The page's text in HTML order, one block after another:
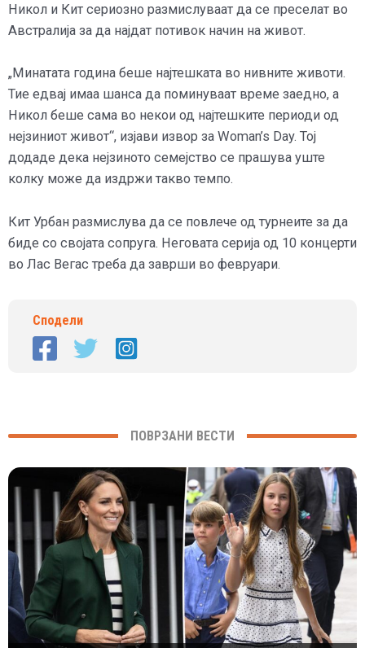
Никол и Кит сериозно размислуваат да се преселат во
Австралија за да најдат потивок начин на живот.
„Минатата година беше најтешката во нивните животи.
Тие едвај имаа шанса да поминуваат време заедно, а
Никол беше сама во некои од најтешките периоди од
нејзиниот живот“, изјави извор за Woman’s Day. Тој
додаде дека нејзиното семејство се прашува уште
колку може да издржи такво темпо.
Кит Урбан размислува да се повлече од турнеите за да
биде со својата сопруга. Неговата серија од 10 концерти
во Лас Вегас треба да заврши во февруари.
Сподели
ПОВРЗАНИ ВЕСТИ